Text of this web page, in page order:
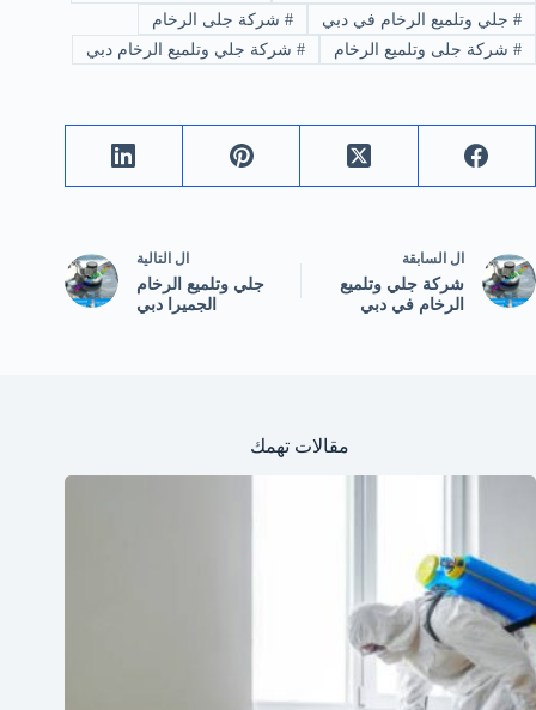
#جلي وتلميع الرخام في دبي #شركة جلى الرخام
#شركة جلى وتلميع الرخام #شركة جلي وتلميع الرخام دبي
ال السابقة
شركة جلي وتلميع
الرخام في دبي
ال التالية
جلي وتلميع الرخام
الجميرا دبي
مقالات تهمك